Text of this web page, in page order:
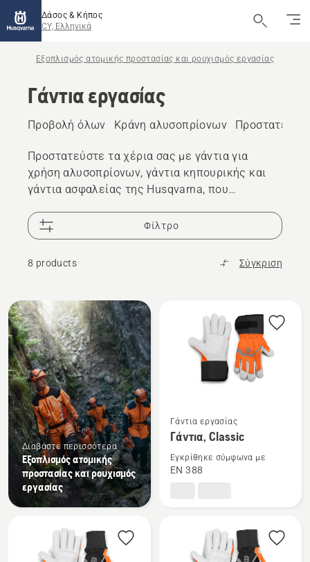
Δάσος & Κήπος
CY, Ελληνικά
Εξοπλισμός ατομικής προστασίας και ρουχισμός εργασίας
Γάντια εργασίας
Προβολή όλων Κράνη αλυσοπρίονων
Προστατεύστε τα χέρια σας με γάντια για
χρήση αλυσοπρίονων, γάντια κηπουρικής και
γάντια ασφαλείας της Husqvarna, που
κράτημα.
Φίλτρο
8 products Σύγκριση
Όλα
τα
προϊόντα
Διαβάστε περισσότερα
Εξοπλισμός ατομικής
προστασίας και ρουχισμός
εργασίας
περισσότερες
λεπτομέρειες
για
το
Γάντια εργασίας
Γάντια, Classic
Εγκρίθηκε σύμφωνα με
EN 388